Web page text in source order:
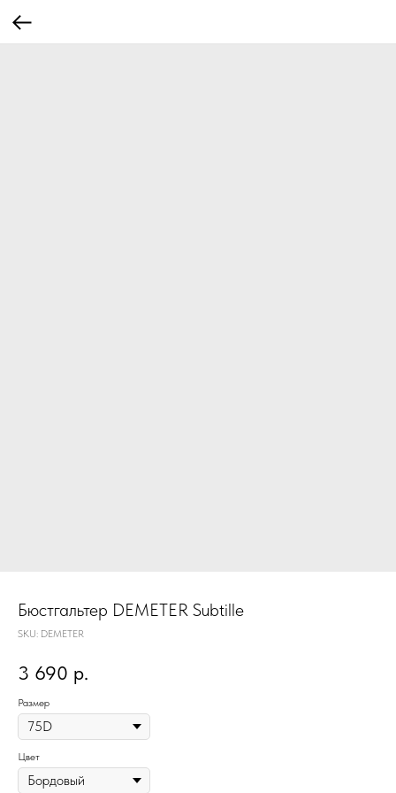
Бюстгальтер DEMETER Subtille
SKU: DEMETER
3 690 р.
Размер
Цвет